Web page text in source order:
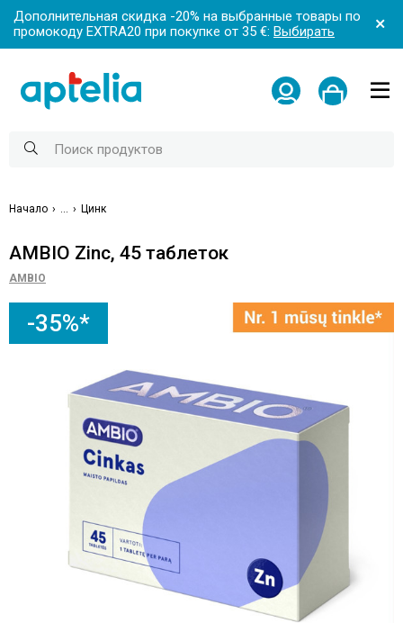
Дополнительная скидка -20% на выбранные товары по
промокоду EXTRA20 при покупке от 35 €: Выбирать
Начало Цинк
AMBIO Zinc, 45 таблеток
AMBIO
-35%*